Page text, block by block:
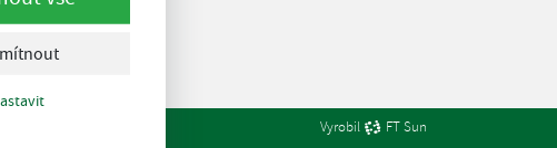
Vyrobil FT Sun